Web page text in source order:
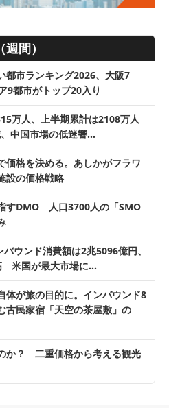
間）
都市ランキング2026、大阪7
都市がトップ20入り
万人、上半期累計は2108万人
中国市場の低迷響…
価格を決める。あしかがフラワ
設の価格戦略
すDMO 人口3700人の「SMO
ウンド消費額は2兆5096億円、
米国が最大市場に…
体が旅の目的に。インバウンド8
古民家宿「天空の茶屋敷」の
か？ 二重価格から考える観光